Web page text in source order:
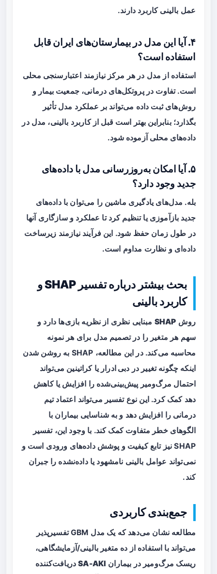
عمل بالینی کاربرد دارند.
۴. آیا این مدل در بیمارستان‌های ایران قابل
استفاده است؟
استفاده از مدل در هر مرکز نیازمند اعتبارسنجی محلی
است. تفاوت در پروتکل‌های درمانی، جمعیت بیمار و
روش‌های ثبت داده می‌تواند بر عملکرد مدل تأثیر
بگذارد؛ بنابراین بهتر است قبل از کاربرد بالینی، مدل در
داده‌های محلی آزموده شود.
۵. آیا امکان به‌روزرسانی مدل با داده‌های
جدید وجود دارد؟
بله. مدل‌های یادگیری ماشین را می‌توان با داده‌های
جدید بازآموزی یا تنظیم کرد تا عملکرد و سازگاری آنها
در طول زمان حفظ شود. این فرآیند نیازمند زیرساخت
داده‌ای و نظارت مداوم است.
بحث بیشتر درباره تفسیر SHAP و
کاربرد بالینی
روش SHAP مبنایی نظری از نظریه بازی‌ها دارد و
سهم هر متغیر را در تصمیم مدل برای هر نمونه
محاسبه می‌کند. در این مطالعه، SHAP به روشن شدن
اینکه چگونه تغییر در دبی ادرار یاکراتینین می‌تواند
احتمال مرگ‌ومیر پیش‌بینی‌شده را افزایش یا کاهش
دهد کمک کرد. این نوع تفسیر می‌تواند اعتماد تیم
درمانی را افزایش دهد و به شناسایی بیماران با
الگوهای خطر متفاوت کمک کند. با وجود این، تفسیر
SHAP نیز تابع کیفیت و پوشش داده‌های ورودی است و
نمی‌تواند عوامل بالینی نامشهود یا داده‌نشده را جبران
کند.
جمع‌بندی کاربردی
مطالعه نشان می‌دهد که یک مدل GBM تفسیرپذیر
می‌تواند با استفاده از ده متغیر بالینی/آزمایشگاهی،
ریسک مرگ‌ومیر در بیماران SA-AKIدریافت‌کننده